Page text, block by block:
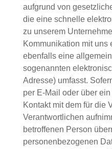
aufgrund von
die eine schnelle
zu unserem
Kommunikation mit uns
ebenfalls eine
sogenannten
Adresse) umfasst.
per E-Mail oder über
Kontakt mit dem für die
Verantwortlichen
betroffenen Person
personenbezogenen